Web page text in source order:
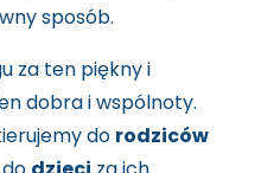
sposób.
za ten piękny i
dobra i wspólnoty.
do rodziców